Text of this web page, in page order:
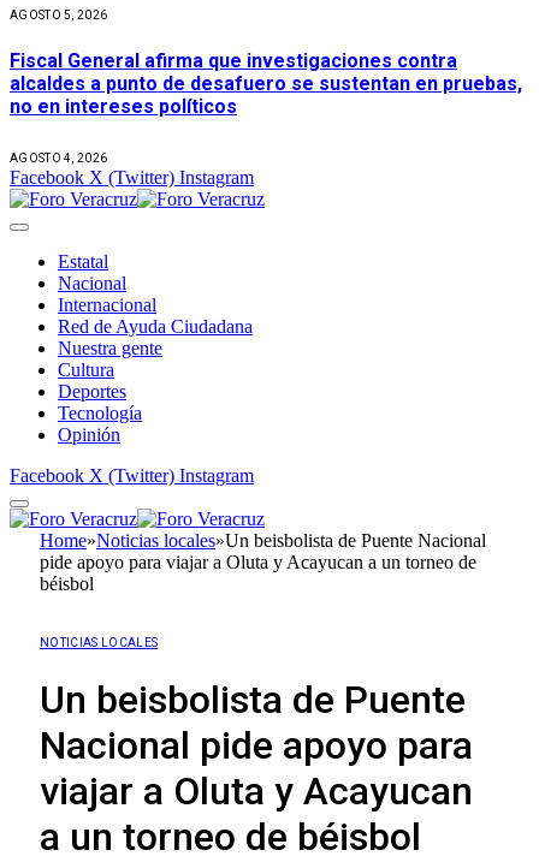
AGOSTO 5, 2026
Fiscal General afirma que investigaciones contra
alcaldes a punto de desafuero se sustentan en pruebas,
no en intereses políticos
AGOSTO 4, 2026
Facebook X (Twitter) Instagram
Estatal
Nacional
Internacional
Red de Ayuda Ciudadana
Nuestra gente
Cultura
Deportes
Tecnología
Opinión
Facebook X (Twitter) Instagram
Home»Noticias locales»Un beisbolista de Puente Nacional
pide apoyo para viajar a Oluta y Acayucan a un torneo de
béisbol
NOTICIAS LOCALES
Un beisbolista de Puente
Nacional pide apoyo para
viajar a Oluta y Acayucan
a un torneo de béisbol